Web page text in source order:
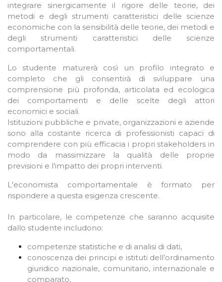
integrare sinergicamente il rigore delle teorie, dei
metodi e degli strumenti caratteristici delle scienze
economiche con la sensibilità delle teorie, dei metodi e
degli strumenti caratteristici delle scienze
comportamentali.
Lo studente maturerà così un profilo integrato e
completo che gli consentirà di sviluppare una
comprensione più profonda, articolata ed ecologica
dei comportamenti e delle scelte degli attori
economici e sociali.
Istituzioni pubbliche e private, organizzazioni e aziende
sono alla costante ricerca di professionisti capaci di
comprendere con più efficacia i propri stakeholders in
modo da massimizzare la qualità delle proprie
previsioni e l'impatto dei propri interventi.
L'economista comportamentale è formato per
rispondere a questa esigenza crescente.
In particolare, le competenze che saranno acquisite
dallo studente includono:
competenze statistiche e di analisi di dati,
conoscenza dei principi e istituti dell’ordinamento
giuridico nazionale, comunitario, internazionale e
comparato,